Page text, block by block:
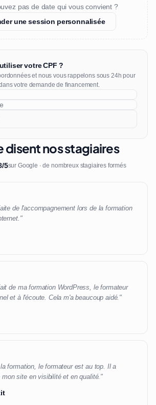
pas de date qui vous convient ?
une session personnalisée
votre CPF ?
et nous vous rappelons sous 24h pour
votre demande de financement.
disent nos stagiaires
5sur Google · de nombreux stagiaires formés
de l'accompagnement lors de la formation
de ma formation WordPress, le formateur
et à l'écoute. Cela m'a beaucoup aidé."
formation, le formateur est au top. Il a
mon site en visibilité et en qualité."